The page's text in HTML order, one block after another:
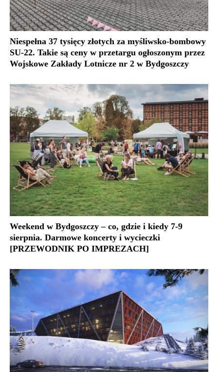
Niespełna 37 tysięcy złotych za myśliwsko-bombowy
SU-22. Takie są ceny w przetargu ogłoszonym przez
Wojskowe Zakłady Lotnicze nr 2 w Bydgoszczy
Weekend w Bydgoszczy – co, gdzie i kiedy 7-9
sierpnia. Darmowe koncerty i wycieczki
[PRZEWODNIK PO IMPREZACH]